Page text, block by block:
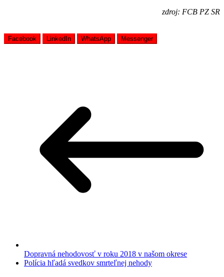
zdroj: FCB PZ SR
Facebook LinkedIn WhatsApp Messenger
Dopravná nehodovosť v roku 2018 v našom okrese
Polícia hľadá svedkov smrteľnej nehody